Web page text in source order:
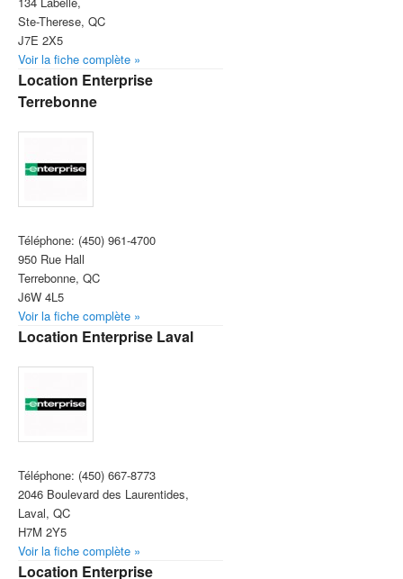
Ste-Therese, QC
J7E 2X5
Voir la fiche complète »
Location Enterprise
Terrebonne
Téléphone: (450) 961-4700
950 Rue Hall
Terrebonne, QC
J6W 4L5
Voir la fiche complète »
Location Enterprise Laval
Téléphone: (450) 667-8773
2046 Boulevard des Laurentides,
Laval, QC
H7M 2Y5
Voir la fiche complète »
Location Enterprise